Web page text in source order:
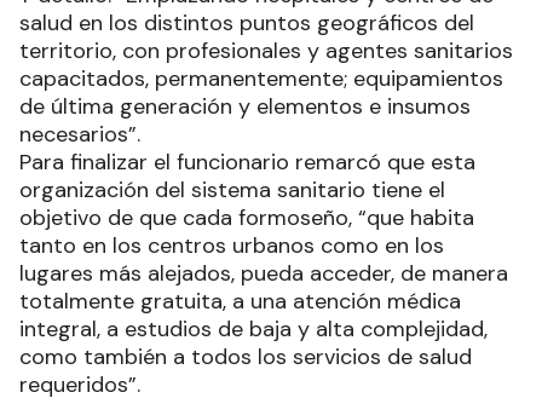
salud en los distintos puntos geográficos del
territorio, con profesionales y agentes sanitarios
capacitados, permanentemente; equipamientos
de última generación y elementos e insumos
necesarios”.
Para finalizar el funcionario remarcó que esta
organización del sistema sanitario tiene el
objetivo de que cada formoseño, “que habita
tanto en los centros urbanos como en los
lugares más alejados, pueda acceder, de manera
totalmente gratuita, a una atención médica
integral, a estudios de baja y alta complejidad,
como también a todos los servicios de salud
requeridos”.